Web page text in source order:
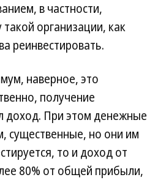
в частности,
организации, как
реинвестировать.
наверное, это
получение
доход. При этом денежные
существенные, но они им
то и доход от
80% от общей прибыли,